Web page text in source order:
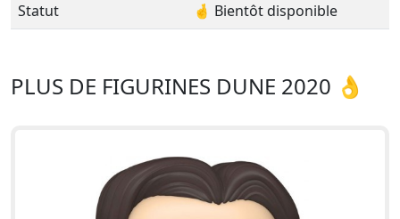
Statut 🤞 Bientôt disponible
PLUS DE FIGURINES DUNE 2020 👌